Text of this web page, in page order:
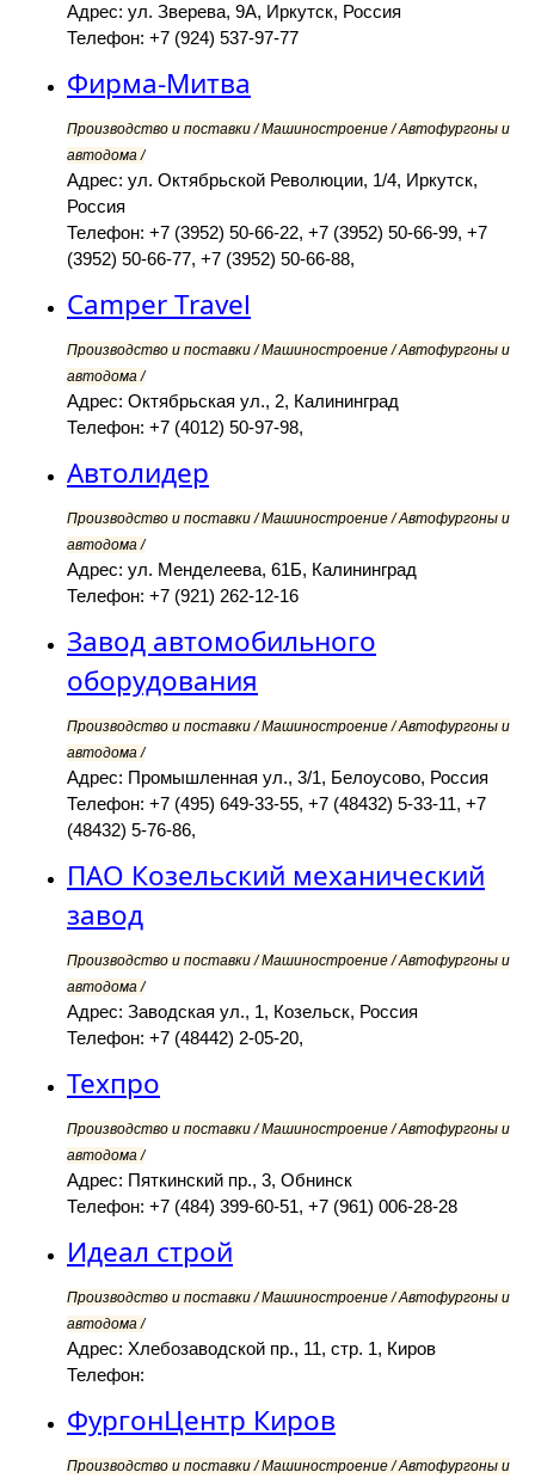
Адрес: ул. Зверева, 9А, Иркутск, Россия
Телефон: +7 (924) 537-97-77
Фирма-Митва
Производство и поставки / Машиностроение / Автофургоны и
автодома /
Адрес: ул. Октябрьской Революции, 1/4, Иркутск,
Россия
Телефон: +7 (3952) 50-66-22, +7 (3952) 50-66-99, +7
(3952) 50-66-77, +7 (3952) 50-66-88,
Camper Travel
Производство и поставки / Машиностроение / Автофургоны и
автодома /
Адрес: Октябрьская ул., 2, Калининград
Телефон: +7 (4012) 50-97-98,
Автолидер
Производство и поставки / Машиностроение / Автофургоны и
автодома /
Адрес: ул. Менделеева, 61Б, Калининград
Телефон: +7 (921) 262-12-16
Завод автомобильного
оборудования
Производство и поставки / Машиностроение / Автофургоны и
автодома /
Адрес: Промышленная ул., 3/1, Белоусово, Россия
Телефон: +7 (495) 649-33-55, +7 (48432) 5-33-11, +7
(48432) 5-76-86,
ПАО Козельский механический
завод
Производство и поставки / Машиностроение / Автофургоны и
автодома /
Адрес: Заводская ул., 1, Козельск, Россия
Телефон: +7 (48442) 2-05-20,
Техпро
Производство и поставки / Машиностроение / Автофургоны и
автодома /
Адрес: Пяткинский пр., 3, Обнинск
Телефон: +7 (484) 399-60-51, +7 (961) 006-28-28
Идеал строй
Производство и поставки / Машиностроение / Автофургоны и
автодома /
Адрес: Хлебозаводской пр., 11, стр. 1, Киров
Телефон:
ФургонЦентр Киров
Производство и поставки / Машиностроение / Автофургоны и